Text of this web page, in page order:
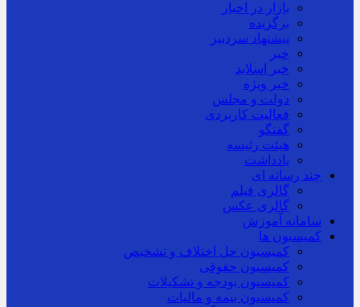
بازار در اخبار
برگزیده
پیشنهاد سردبیر
خبر
خبر اسلايد
خبر ویژه
دولت و مجلس
فعالیت کاربردی
گفتگو
هیئت رئیسه
یادداشت
چند رسانه ای
گالری فیلم
گالری عکس
سامانه آموزش
کمیسیون ها
کمیسیون حل اختلاف و تشخیص
کمیسیون حقوقی
کمیسیون بودجه و تشکیلات
کمیسیون بیمه و مالیات